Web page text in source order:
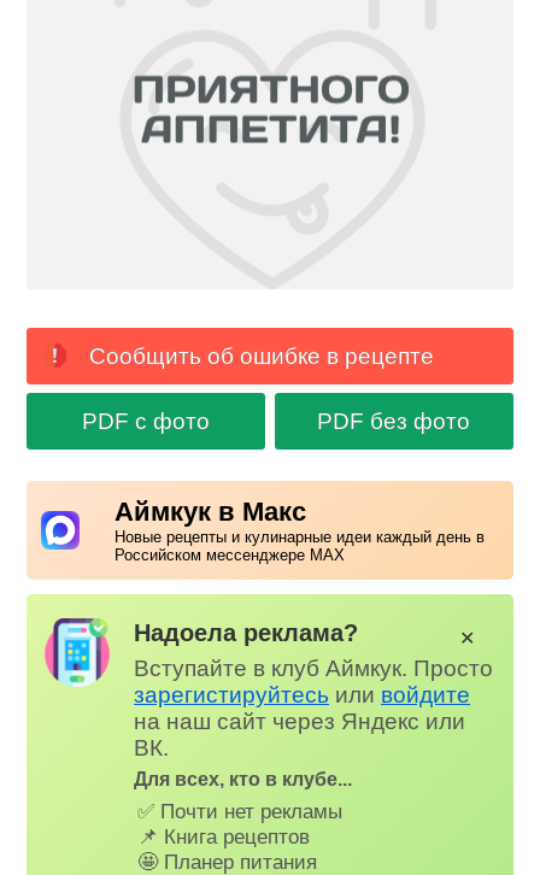
Сообщить об ошибке в рецепте
PDF с фото PDF без фото
Аймкук в Макс
Новые рецепты и кулинарные идеи каждый день в
Российском мессенджере MAX
Надоела реклама?
Вступайте в клуб Аймкук. Просто
зарегистируйтесь или войдите
на наш сайт через Яндекс или
ВК.
Для всех, кто в клубе...
✅ Почти нет рекламы
📌 Книга рецептов
🤩 Планер питания
✕